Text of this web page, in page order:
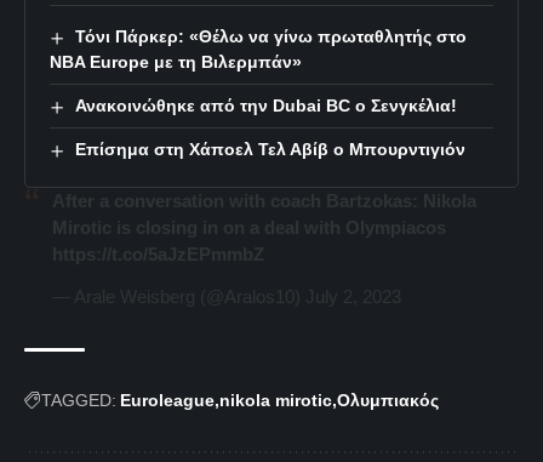
Τόνι Πάρκερ: «Θέλω να γίνω πρωταθλητής στο
NBA Europe με τη Βιλερμπάν»
Ανακοινώθηκε από την Dubai BC ο Σενγκέλια!
Επίσημα στη Χάποελ Τελ Αβίβ ο Μπουρντιγιόν
TAGGED: Euroleague nikola mirotic Ολυμπιακός